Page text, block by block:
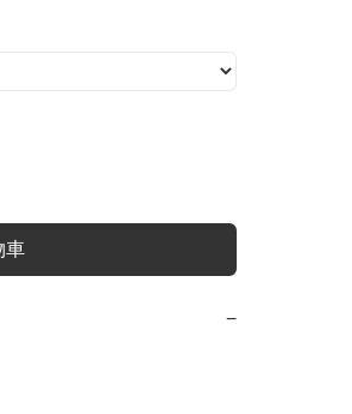
車
−